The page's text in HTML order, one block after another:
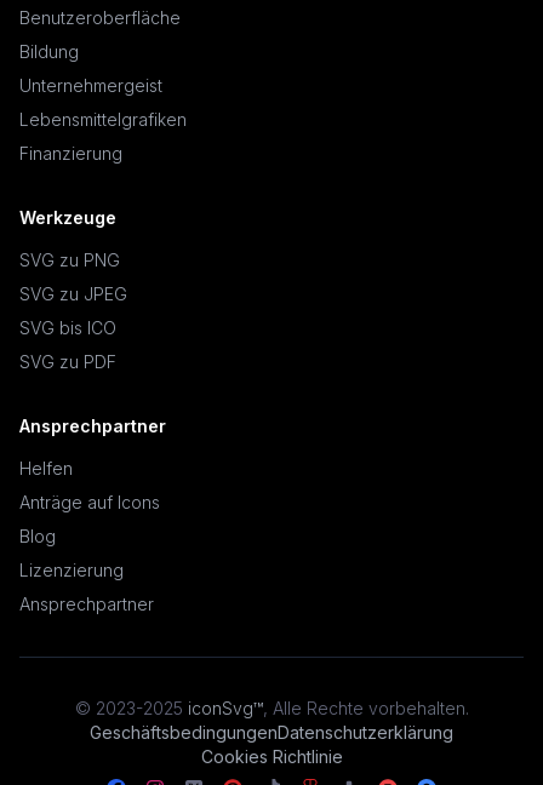
Benutzeroberfläche
Bildung
Unternehmergeist
Lebensmittelgrafiken
Finanzierung
Werkzeuge
SVG zu PNG
SVG zu JPEG
SVG bis ICO
SVG zu PDF
Ansprechpartner
Helfen
Anträge auf Icons
Blog
Lizenzierung
Ansprechpartner
© 2023-2025 iconSvg™, Alle Rechte vorbehalten.
GeschäftsbedingungenDatenschutzerklärung
Cookies Richtlinie